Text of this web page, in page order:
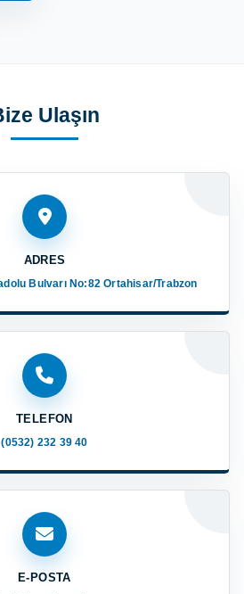
Ulaşın
ADRES
Bulvarı No:82 Ortahisar/Trabzon
TELEFON
(0532) 232 39 40
E-POSTA